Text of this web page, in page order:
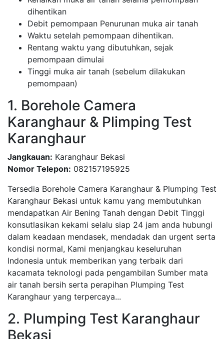
dihentikan
Debit pemompaan Penurunan muka air tanah
Waktu setelah pemompaan dihentikan.
Rentang waktu yang dibutuhkan, sejak
pemompaan dimulai
Tinggi muka air tanah (sebelum dilakukan
pemompaan)
1. Borehole Camera
Karanghaur & Plimping Test
Karanghaur
Jangkauan: Karanghaur Bekasi
Nomor Telepon: 082157195925
Tersedia Borehole Camera Karanghaur & Plumping Test
Karanghaur Bekasi untuk kamu yang membutuhkan
mendapatkan Air Bening Tanah dengan Debit Tinggi
konsutlasikan kekami selalu siap 24 jam anda hubungi
dalam keadaan mendasek, mendadak dan urgent serta
kondisi normal, Kami menjangkau keseluruhan
Indonesia untuk memberikan yang terbaik dari
kacamata teknologi pada pengambilan Sumber mata
air tanah bersih serta perapihan Plumping Test
Karanghaur yang terpercaya...
2. Plumping Test Karanghaur
Bekasi